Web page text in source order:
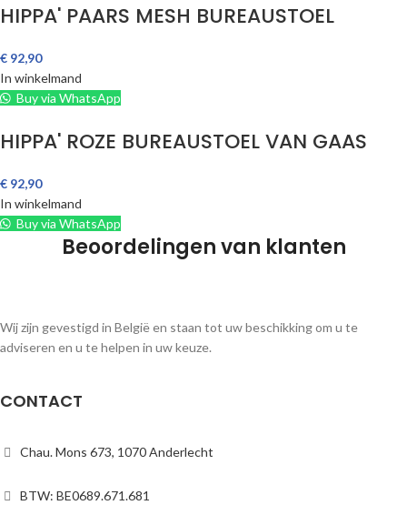
HIPPA' PAARS MESH BUREAUSTOEL
€ 92,90
In winkelmand
Buy via WhatsApp
HIPPA' ROZE BUREAUSTOEL VAN GAAS
€ 92,90
In winkelmand
Buy via WhatsApp
Beoordelingen van klanten
Wij zijn gevestigd in België en staan tot uw beschikking om u te
adviseren en u te helpen in uw keuze.
CONTACT
Chau. Mons 673, 1070 Anderlecht
BTW: BE0689.671.681